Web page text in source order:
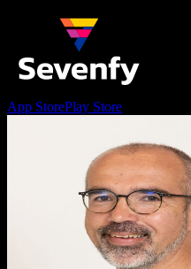
App StorePlay Store